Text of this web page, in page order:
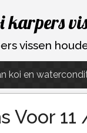
karpers
vissen
koi en
Voor